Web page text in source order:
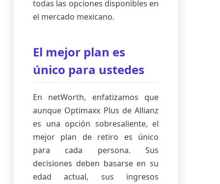
todas las opciones disponibles en
el mercado mexicano.
El mejor plan es
único para ustedes
En netWorth, enfatizamos que
aunque Optimaxx Plus de Allianz
es una opción sobresaliente, el
mejor plan de retiro es único
para cada persona. Sus
decisiones deben basarse en su
edad actual, sus ingresos